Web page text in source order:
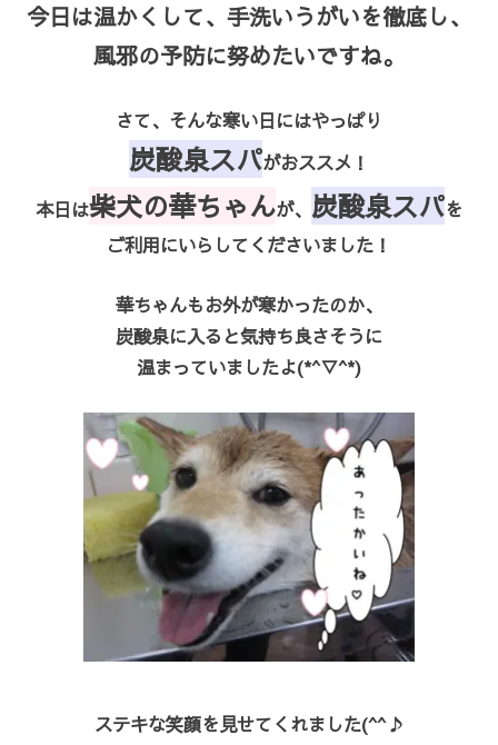
今日は温かくして、手洗いうがいを徹底し、
風邪の予防に努めたいですね。
さて、そんな寒い日にはやっぱり
炭酸泉スパがおススメ！
本日は柴犬の華ちゃんが、 炭酸泉スパを
ご利用にいらしてくださいました！
華ちゃんもお外が寒かったのか、
炭酸泉に入ると気持ち良さそうに
温まっていましたよ(*^▽^*)
ステキな笑顔を見せてくれました(^^♪